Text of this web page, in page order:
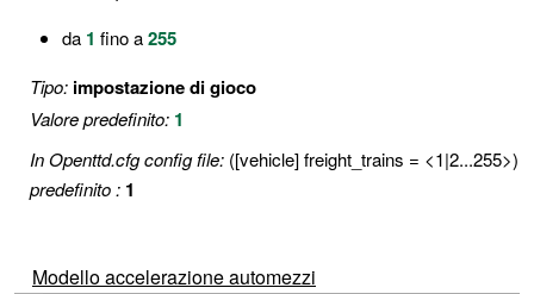
da 1 fino a255
Tipo: impostazione di gioco
Valore predefinito: 1
In Openttd.cfg config file: ([vehicle] freight_trains = <1|2...255>)
predefinito : 1
Modello accelerazione automezzi